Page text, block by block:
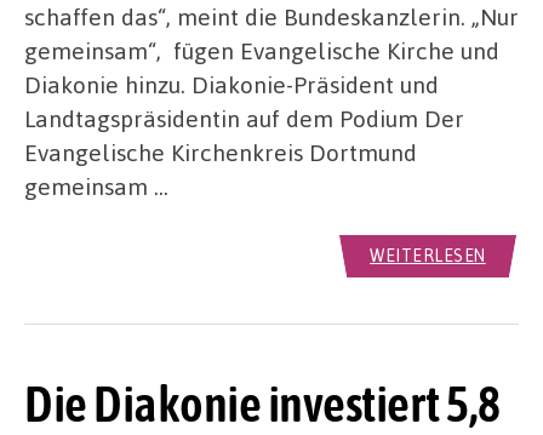
schaffen das“, meint die Bundeskanzlerin. „Nur
gemeinsam“, fügen Evangelische Kirche und
Diakonie hinzu. Diakonie-Präsident und
Landtagspräsidentin auf dem Podium Der
Evangelische Kirchenkreis Dortmund
gemeinsam …
WEITERLESEN
Die Diakonie investiert 5,8